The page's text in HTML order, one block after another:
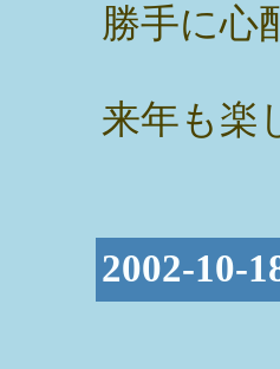
勝手に心
来年も楽
2002-10-